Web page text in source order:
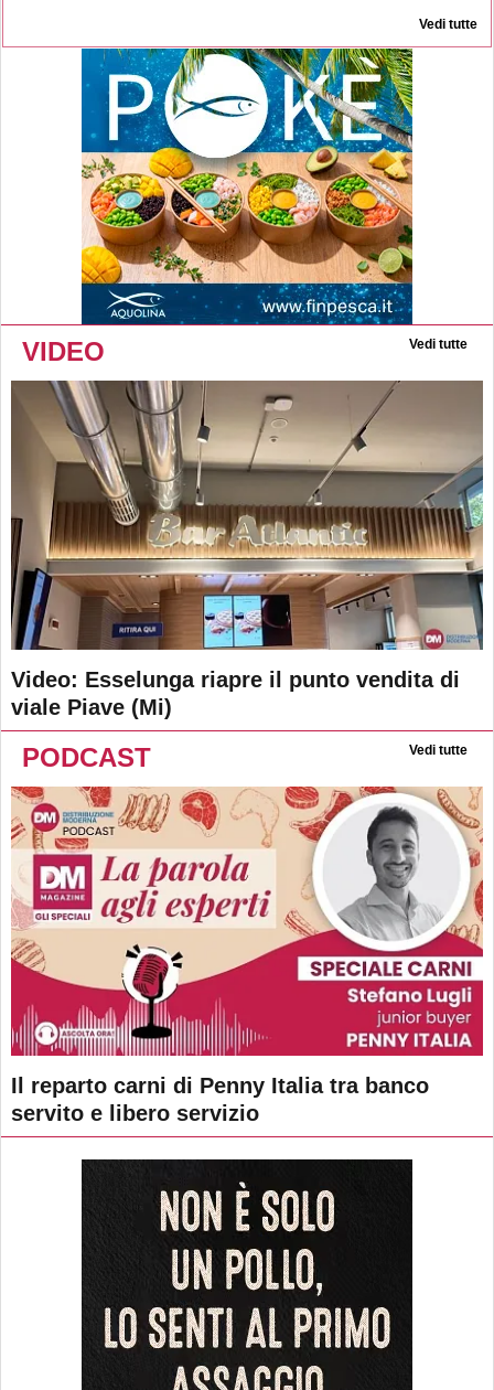
Vedi tutte
VIDEO Vedi tutte
Video: Esselunga riapre il punto vendita di
viale Piave (Mi)
PODCAST Vedi tutte
Il reparto carni di Penny Italia tra banco
servito e libero servizio